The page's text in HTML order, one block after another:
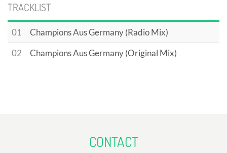
TRACKLIST
01
Champions Aus Germany (Radio Mix)
02
Champions Aus Germany (Original Mix)
CONTACT